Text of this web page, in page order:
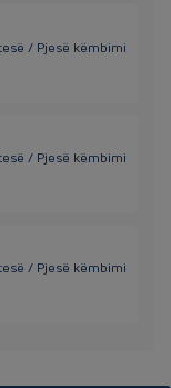
/ Pjesë këmbimi
/ Pjesë këmbimi
/ Pjesë këmbimi